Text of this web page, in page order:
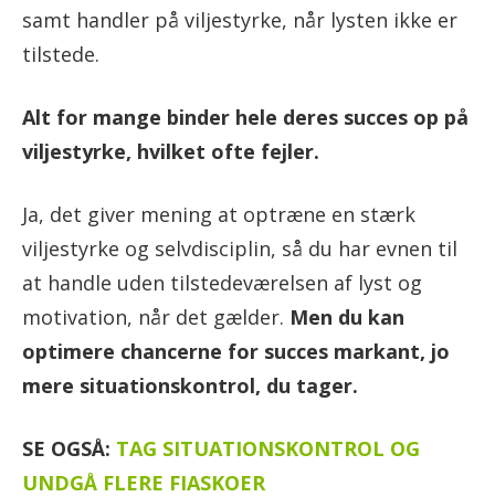
samt handler på viljestyrke, når lysten ikke er
tilstede.
Alt for mange binder hele deres succes op på
viljestyrke, hvilket ofte fejler.
Ja, det giver mening at optræne en stærk
viljestyrke og selvdisciplin, så du har evnen til
at handle uden tilstedeværelsen af lyst og
motivation, når det gælder. Men du kan
optimere chancerne for succes markant, jo
mere situationskontrol, du tager.
SE OGSÅ: TAG SITUATIONSKONTROL OG
UNDGÅ FLERE FIASKOER